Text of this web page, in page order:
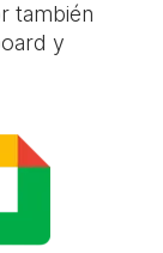
también
y